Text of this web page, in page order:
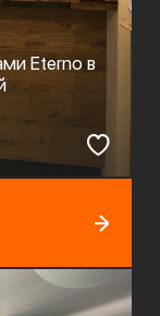
Eterno в